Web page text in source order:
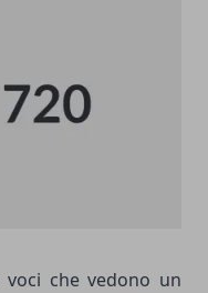
che vedono un